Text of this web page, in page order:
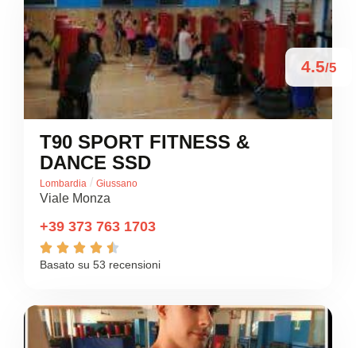
4.5/5
T90 SPORT FITNESS &
DANCE SSD
Lombardia / Giussano
Viale Monza
+39 373 763 1703
    
Basato su 53 recensioni